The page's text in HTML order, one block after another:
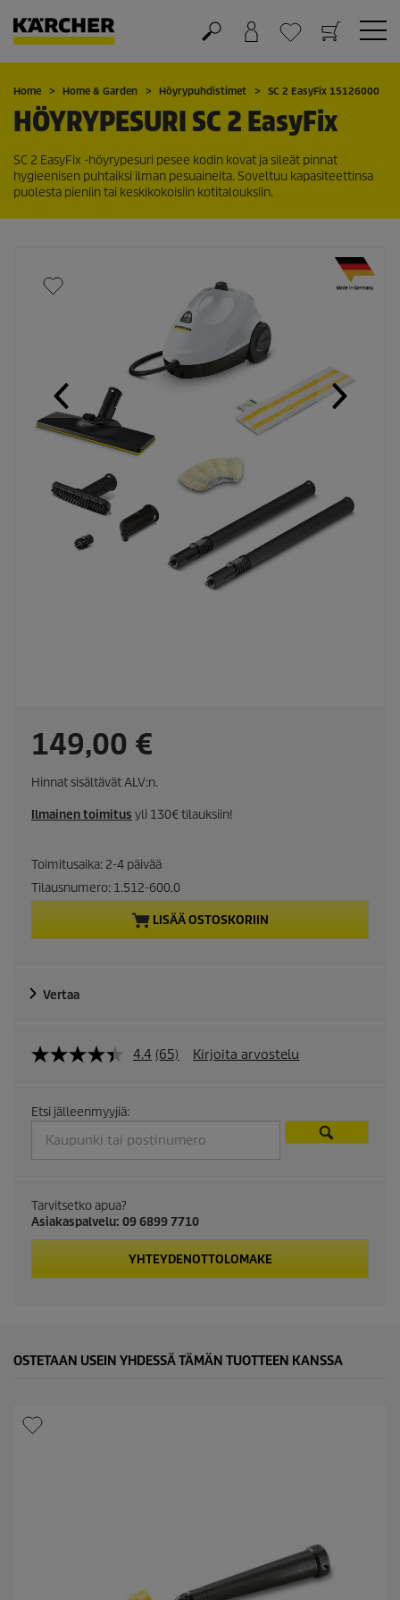
Ostoskori
Suosikit
Home Home & Garden Höyrypuhdistimet SC 2 EasyFix 15126000
HÖYRYPESURI SC 2 EasyFix
SC 2 EasyFix -höyrypesuri pesee kodin kovat ja sileät pinnat
hygieenisen puhtaiksi ilman pesuaineita. Soveltuu kapasiteettinsa
puolesta pieniin tai keskikokoisiin kotitalouksiin.
C
u
r
r
e
n
p
r
o
d
u
t
p
c
149,00 €
Hinnat sisältävät ALV:n.
Ilmainen toimitus yli 130€ tilauksiin!
Toimitusaika: 2-4 päivää
Tilausnumero: 1.512-600.0
LISÄÄ OSTOSKORIIN
Vertaa
4.4 (65) Kirjoita arvostelu
Etsi jälleenmyyjiä:
Tarvitsetko apua?
Asiakaspalvelu: 09 6899 7710
YHTEYDENOTTOLOMAKE
OSTETAAN USEIN YHDESSÄ TÄMÄN TUOTTEEN KANSSA